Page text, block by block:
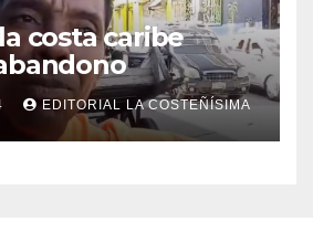
costa caribe
EDITORIAL LA COSTEÑÍSIMA